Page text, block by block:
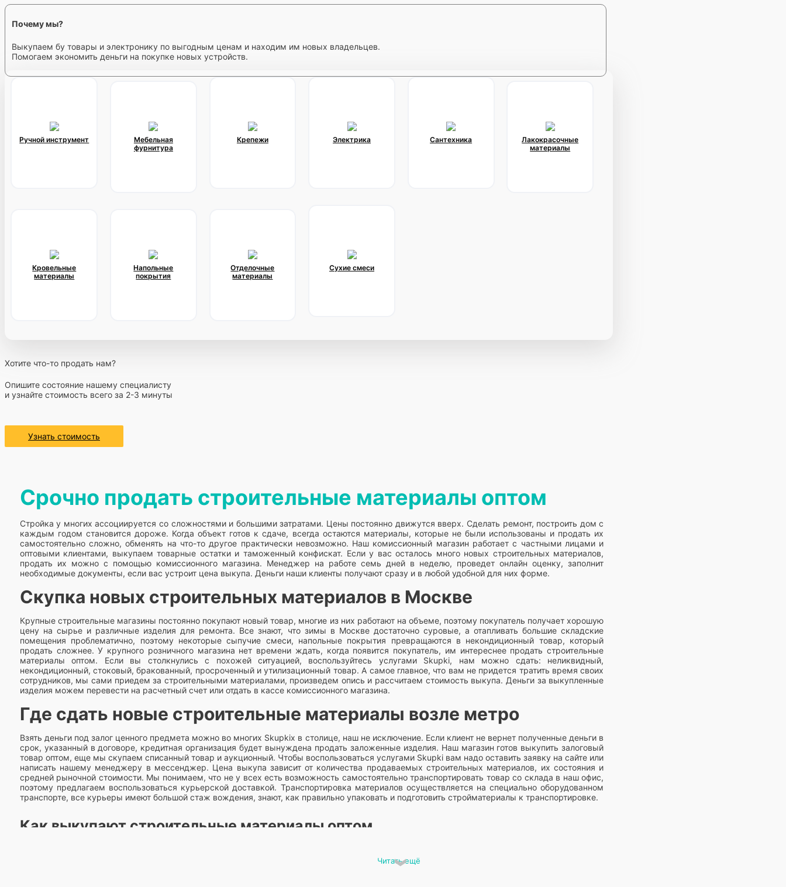
Почему мы?
Выкупаем бу товары и электронику по выгодным ценам и находим им новых владельцев.
Помогаем экономить деньги на покупке новых устройств.
Ручной инструмент
Мебельная
фурнитура
Крепежи Электрика Сантехника
Лакокрасочные
материалы
Кровельные
материалы
Напольные
покрытия
Отделочные
материалы
Сухие смеси
Хотите что-то продать нам?
Опишите состояние нашему специалисту
и узнайте стоимость всего за 2-3 минуты
Узнать стоимость
Срочно продать строительные материалы оптом
Стройка у многих ассоциируется со сложностями и большими затратами. Цены постоянно движутся вверх. Сделать ремонт, построить дом с
каждым годом становится дороже. Когда объект готов к сдаче, всегда остаются материалы, которые не были использованы и продать их
самостоятельно сложно, обменять на что-то другое практически невозможно. Наш комиссионный магазин работает с частными лицами и
оптовыми клиентами, выкупаем товарные остатки и таможенный конфискат. Если у вас осталось много новых строительных материалов,
продать их можно с помощью комиссионного магазина. Менеджер на работе семь дней в неделю, проведет онлайн оценку, заполнит
необходимые документы, если вас устроит цена выкупа. Деньги наши клиенты получают сразу и в любой удобной для них форме.
Скупка новых строительных материалов в Москве
Крупные строительные магазины постоянно покупают новый товар, многие из них работают на объеме, поэтому покупатель получает хорошую
цену на сырье и различные изделия для ремонта. Все знают, что зимы в Москве достаточно суровые, а отапливать большие складские
помещения проблематично, поэтому некоторые сыпучие смеси, напольные покрытия превращаются в некондиционный товар, который
продать сложнее. У крупного розничного магазина нет времени ждать, когда появится покупатель, им интереснее продать строительные
материалы оптом. Если вы столкнулись с похожей ситуацией, воспользуйтесь услугами Skupki, нам можно сдать: неликвидный,
некондиционный, стоковый, бракованный, просроченный и утилизационный товар. А самое главное, что вам не придется тратить время своих
сотрудников, мы сами приедем за строительными материалами, произведем опись и рассчитаем стоимость выкупа. Деньги за выкупленные
изделия можем перевести на расчетный счет или отдать в кассе комиссионного магазина.
Где сдать новые строительные материалы возле метро
Взять деньги под залог ценного предмета можно во многих Skupkiх в столице, наш не исключение. Если клиент не вернет полученные деньги в
срок, указанный в договоре, кредитная организация будет вынуждена продать заложенные изделия. Наш магазин готов выкупить залоговый
товар оптом, еще мы скупаем списанный товар и аукционный. Чтобы воспользоваться услугами Skupki вам надо оставить заявку на сайте или
написать нашему менеджеру в мессенджер. Цена выкупа зависит от количества продаваемых строительных материалов, их состояния и
средней рыночной стоимости. Мы понимаем, что не у всех есть возможность самостоятельно транспортировать товар со склада в наш офис,
поэтому предлагаем воспользоваться курьерской доставкой. Транспортировка материалов осуществляется на специально оборудованном
транспорте, все курьеры имеют большой стаж вождения, знают, как правильно упаковать и подготовить стройматериалы к транспортировке.
Как выкупают строительные материалы оптом
стройматериалы теряют свои свойства. Поэтому магазины стараются продать стройматериалы с подходящим сроком годности
Читать ещё